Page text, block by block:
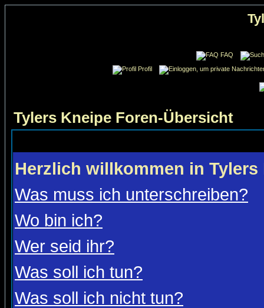
FAQ
Profil
Tylers Kneipe Foren-Übersicht
Herzlich willkommen in Tylers
Was muss ich unterschreiben?
Wo bin ich?
Wer seid ihr?
Was soll ich tun?
Was soll ich nicht tun?